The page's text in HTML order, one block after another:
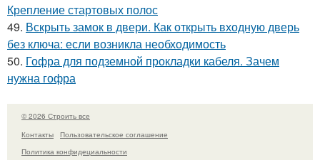
Крепление стартовых полос
49. Вскрыть замок в двери. Как открыть входную дверь
без ключа: если возникла необходимость
50. Гофра для подземной прокладки кабеля. Зачем
нужна гофра
© 2026 Строить все
Контакты
Пользовательское соглашение
Политика конфидециальности